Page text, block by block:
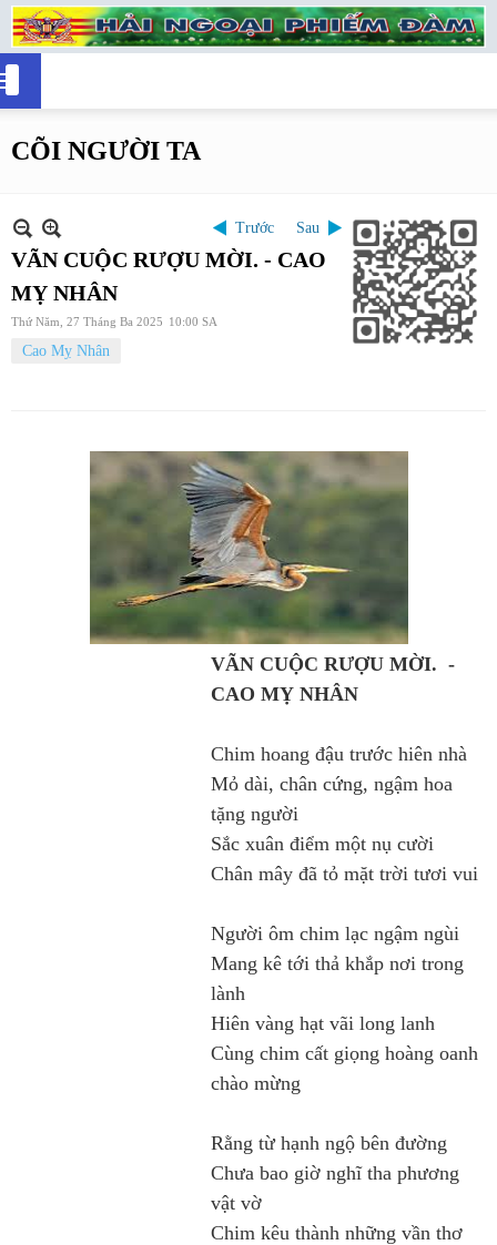
CÕI NGƯỜI TA
Trước Sau
VÃN CUỘC RƯỢU MỜI. - CAO
MỴ NHÂN
Thứ Năm, 27 Tháng Ba 2025 10:00 SA
Cao Mỵ Nhân
VÃN CUỘC RƯỢU MỜI. -
CAO MỴ NHÂN
Chim hoang đậu trước hiên nhà
Mỏ dài, chân cứng, ngậm hoa
tặng người
Sắc xuân điểm một nụ cười
Chân mây đã tỏ mặt trời tươi vui
Người ôm chim lạc ngậm ngùi
Mang kê tới thả khắp nơi trong
lành
Hiên vàng hạt vãi long lanh
Cùng chim cất giọng hoàng oanh
chào mừng
Rằng từ hạnh ngộ bên đường
Chưa bao giờ nghĩ tha phương
vật vờ
Chim kêu thành những vần thơ